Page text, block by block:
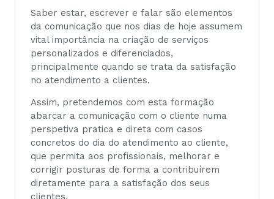
Saber estar, escrever e falar são elementos
da comunicação que nos dias de hoje assumem
vital importância na criação de serviços
personalizados e diferenciados,
principalmente quando se trata da satisfação
no atendimento a clientes.
Assim, pretendemos com esta formação
abarcar a comunicação com o cliente numa
perspetiva pratica e direta com casos
concretos do dia do atendimento ao cliente,
que permita aos profissionais, melhorar e
corrigir posturas de forma a contribuírem
diretamente para a satisfação dos seus
clientes.